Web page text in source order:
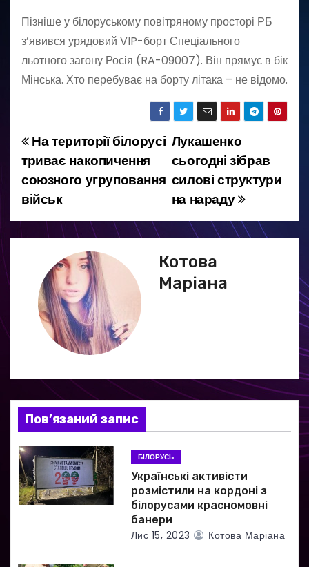
Пізніше у білоруському повітряному просторі РБ
з’явився урядовий VIP-борт Спеціального
льотного загону Росія (RA-09007). Він прямує в бік
Мінська. Хто перебуває на борту літака – не відомо.
Н
а
в
і
я
з
а
п
и
Лукашенко
сьогодні зібрав
силові структури
на нараду
На території білорусі
триває накопичення
союзного угруповання
військ
Котова
Маріана
Пов’язаний запис
БІЛОРУСЬ
Українські активісти
розмістили на кордоні з
білорусами красномовні
банери
Лис 15, 2023 Котова Маріана